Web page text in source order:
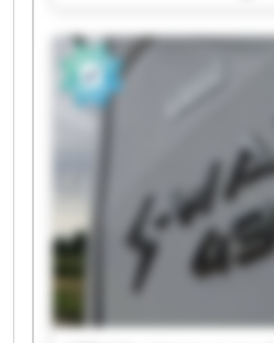
GmbH MBM
Gebrauchtmaschinen
Maschinenservice &
GmbH MBM
Gebrauchtmaschinen GmbH
Maschinenservice &
GmbH MBM
Gebrauchtmaschinen
Maschinenservice &
GmbH MBM
Gebrauchtmaschinen GmbH
Maschinenservice &
Gebrauchtmaschinen